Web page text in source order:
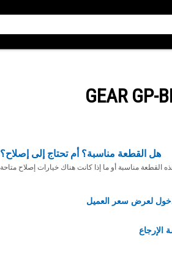
هل القطعة مناسبة؟ أم تحتاج إلى إصلاح؟
القطعة مناسبة أو ما إذا كانت هناك خيارات إصلاح متاحة
لعرض سعر العميل
الإرجاع